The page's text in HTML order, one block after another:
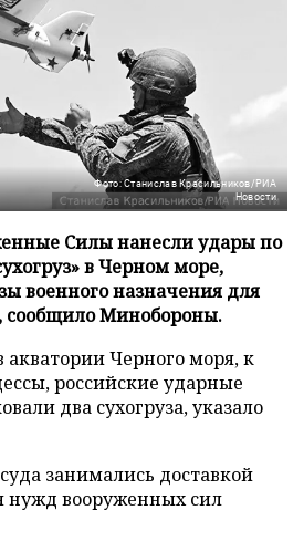
Фото: Станислав Красильников/РИА
Новости
Силы нанесли удары по
в Черном море,
военного назначения для
сообщило Минобороны.
акватории Черного моря, к
российские ударные
два сухогруза, указало
занимались доставкой
нужд вооруженных сил